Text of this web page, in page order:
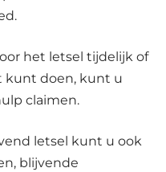
het letsel tijdelijk of
kunt doen, kunt u
claimen.
letsel kunt u ook
blijvende